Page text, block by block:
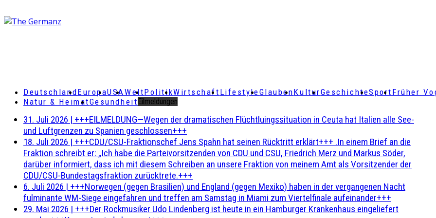
DeutschlandEuropaUSAWeltPolitikWirtschaft LifestyleGlaubenKulturGeschichteSport Früher
Natur & HeimatGesundheit Eilmeldungen
31. Juli 2026 | +++EILMELDUNG—Wegen der dramatischen Flüchtluingssituation in Ceuta hat Italien alle See-
und Luftgrenzen zu Spanien geschlossen+++
18. Juli 2026 | +++CDU/CSU-Fraktionschef Jens Spahn hat seinen Rücktritt erklärt+++ .In einem Brief an die
Fraktion schreibt er: „Ich habe die Parteivorsitzenden von CDU und CSU, Friedrich Merz und Markus Söder,
darüber informiert, dass ich mit diesem Schreiben an unsere Fraktion von meinem Amt als Vorsitzender der
CDU/CSU-Bundestagsfraktion zurücktrete.+++
6. Juli 2026 | +++Norwegen (gegen Brasilien) und England (gegen Mexiko) haben in der vergangenen Nacht
fulminante WM-Siege eingefahren und treffen am Samstag in Miami zum Viertelfinale aufeinander+++
29. Mai 2026 | +++Der Rockmusiker Udo Lindenberg ist heute in ein Hamburger Krankenhaus eingeliefert